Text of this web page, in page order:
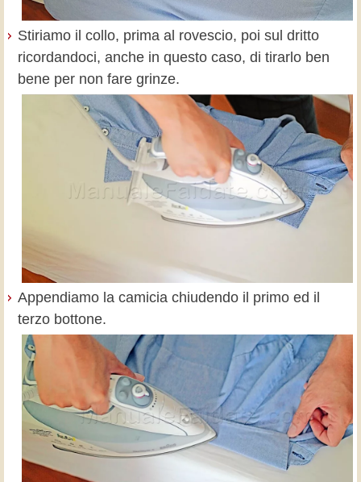
Stiriamo il collo, prima al rovescio, poi sul dritto
ricordandoci, anche in questo caso, di tirarlo ben
bene per non fare grinze.
Appendiamo la camicia chiudendo il primo ed il
terzo bottone.